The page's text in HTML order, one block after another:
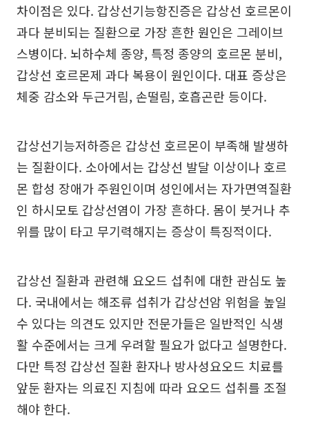
차이점은 있다. 갑상선기능항진증은 갑상선 호르몬이
과다 분비되는 질환으로 가장 흔한 원인은 그레이브
스병이다. 뇌하수체 종양, 특정 종양의 호르몬 분비,
갑상선 호르몬제 과다 복용이 원인이다. 대표 증상은
체중 감소와 두근거림, 손떨림, 호흡곤란 등이다.
갑상선기능저하증은 갑상선 호르몬이 부족해 발생하
는 질환이다. 소아에서는 갑상선 발달 이상이나 호르
몬 합성 장애가 주원인이며 성인에서는 자가면역질환
인 하시모토 갑상선염이 가장 흔하다. 몸이 붓거나 추
위를 많이 타고 무기력해지는 증상이 특징적이다.
갑상선 질환과 관련해 요오드 섭취에 대한 관심도 높
다. 국내에서는 해조류 섭취가 갑상선암 위험을 높일
수 있다는 의견도 있지만 전문가들은 일반적인 식생
활 수준에서는 크게 우려할 필요가 없다고 설명한다.
다만 특정 갑상선 질환 환자나 방사성요오드 치료를
앞둔 환자는 의료진 지침에 따라 요오드 섭취를 조절
해야 한다.